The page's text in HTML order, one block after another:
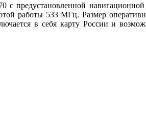
предустановленной
работы 533 МГц. Размер
в себя карту России и